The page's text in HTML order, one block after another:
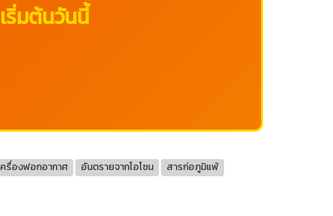
ริ่มต้นวันนี้
ครื่องฟอกอากาศ อันตรายจากโอโซน
สารก่อภูมิแพ้